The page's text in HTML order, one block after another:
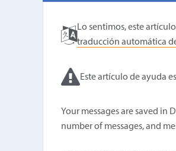
Lo sentimos, este
traducción automática
Este artículo de ayuda
Your messages are saved in
number of messages, and